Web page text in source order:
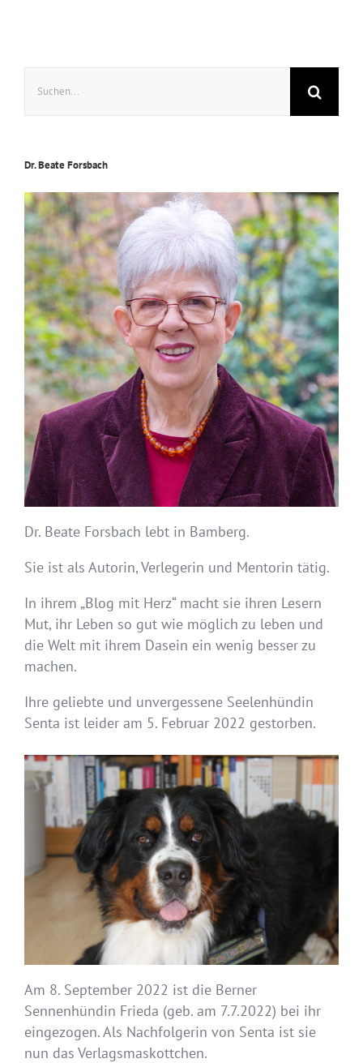
nach:
Dr. Beate Forsbach
Dr. Beate Forsbach lebt in Bamberg.
Sie ist als Autorin, Verlegerin und Mentorin tätig.
In ihrem „Blog mit Herz“ macht sie ihren Lesern
Mut, ihr Leben so gut wie möglich zu leben und
die Welt mit ihrem Dasein ein wenig besser zu
machen.
Ihre geliebte und unvergessene Seelenhündin
Senta ist leider am 5. Februar 2022 gestorben.
Am 8. September 2022 ist die Berner
Sennenhündin Frieda (geb. am 7.7.2022) bei ihr
eingezogen. Als Nachfolgerin von Senta ist sie
nun das Verlagsmaskottchen.